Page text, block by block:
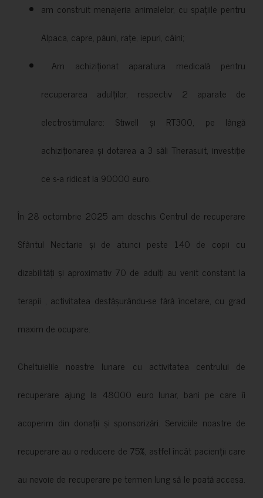
am construit menajeria animalelor, cu spațiile pentru
Alpaca, capre, păuni, rațe, iepuri, câini;
Am achiziționat aparatura medicală pentru
recuperarea adulților, respectiv 2 aparate de
electrostimulare: Stiwell și RT300, pe lângă
achiziționarea și dotarea a 3 săli Therasuit, investiție
ce s-a ridicat la 90000 euro.
În 28 octombrie 2025 am deschis Centrul de recuperare
Sfântul Nectarie și de atunci peste 140 de copii cu
dizabilități și aproximativ 70 de adulți au venit constant la
terapii , activitatea desfășurându-se fără încetare, cu grad
maxim de ocupare.
Cheltuielile noastre lunare cu activitatea centrului de
recuperare ajung la 48000 euro lunar, bani pe care îi
acoperim din donații și sponsorizări. Serviciile noastre de
recuperare au o reducere de 75%, astfel încât pacienții care
au nevoie de recuperare pe termen lung să le poată accesa.